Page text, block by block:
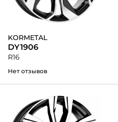
KORMETAL
DY1906
R16
Нет отзывов